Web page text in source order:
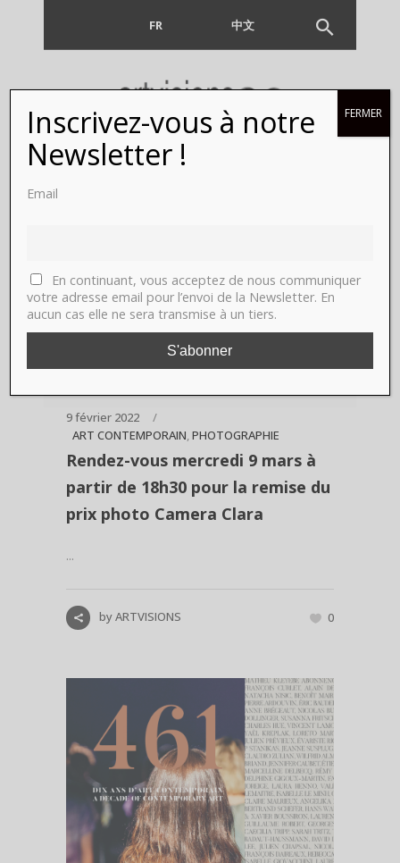
FR 中文
ARTVISIONS
9 février 2022
ART CONTEMPORAIN,PHOTOGRAPHIE
Rendez-vous mercredi 9 mars à
partir de 18h30 pour la remise du
prix photo Camera Clara
...
byARTVISIONS 0
Inscrivez-vous à notre
Newsletter !
Email
En continuant, vous acceptez de nous communiquer
votre adresse email pour l’envoi de la Newsletter. En
aucun cas elle ne sera transmise à un tiers.
FERMER